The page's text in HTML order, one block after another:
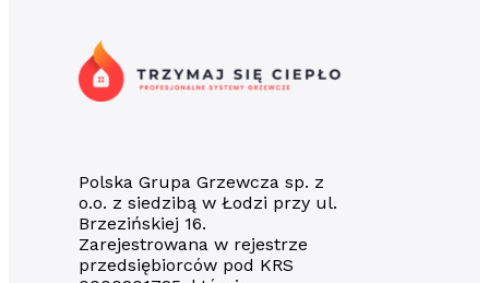
Polska Grupa Grzewcza sp. z
o.o. z siedzibą w Łodzi przy ul.
Brzezińskiej 16.
Zarejestrowana w rejestrze
przedsiębiorców pod KRS